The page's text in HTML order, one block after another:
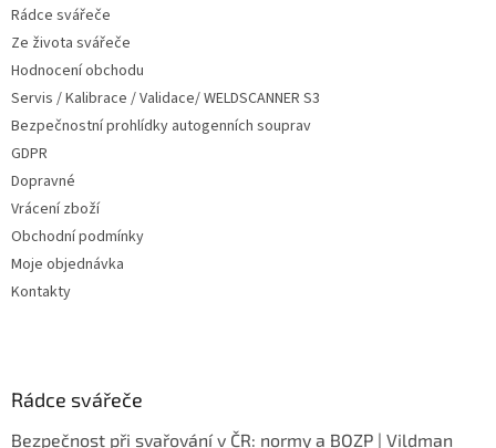
Rádce svářeče
Ze života svářeče
Hodnocení obchodu
Servis / Kalibrace / Validace/ WELDSCANNER S3
Bezpečnostní prohlídky autogenních souprav
GDPR
Dopravné
Vrácení zboží
Obchodní podmínky
Moje objednávka
Kontakty
Rádce svářeče
Bezpečnost při svařování v ČR: normy a BOZP | Vildman